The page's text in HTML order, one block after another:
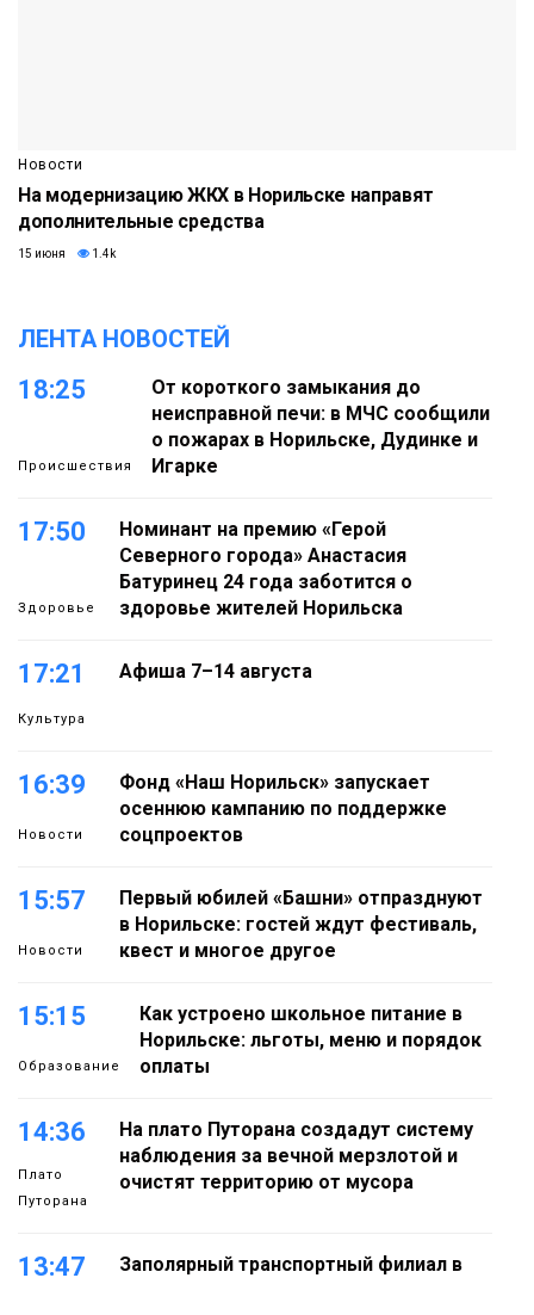
Новости
На модернизацию ЖКХ в Норильске направят
дополнительные средства
15 июня 1.4k
ЛЕНТА НОВОСТЕЙ
18:25
Происшествия
От короткого замыкания до
неисправной печи: в МЧС сообщили
о пожарах в Норильске, Дудинке и
Игарке
17:50
Здоровье
Номинант на премию «Герой
Северного города» Анастасия
Батуринец 24 года заботится о
здоровье жителей Норильска
17:21
Культура
Афиша 7–14 августа
16:39
Новости
Фонд «Наш Норильск» запускает
осеннюю кампанию по поддержке
соцпроектов
15:57
Новости
Первый юбилей «Башни» отпразднуют
в Норильске: гостей ждут фестиваль,
квест и многое другое
15:15
Образование
Как устроено школьное питание в
Норильске: льготы, меню и порядок
оплаты
14:36
Плато
Путорана
На плато Путорана создадут систему
наблюдения за вечной мерзлотой и
очистят территорию от мусора
13:47
Заполярный транспортный филиал в